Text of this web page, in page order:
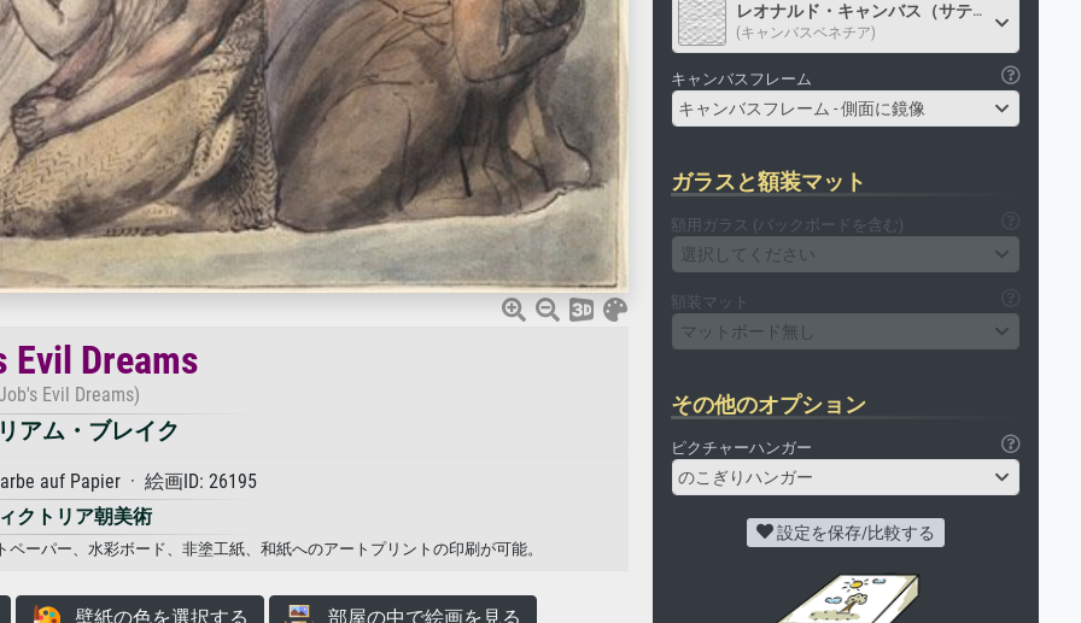
Evil Dreams
Evil Dreams)
アム・ブレイク
auf Papier · 絵画ID: 26195
クトリア朝美術
ペーパー、水彩ボード、非塗工紙、和紙へのアートプリントの印刷が可能。
壁紙の色を選択する 部屋の中で絵画を見る
レオナルド・キャンバス（サテン）
(キャンバスベネチア)
キャンバスフレーム
キャンバスフレーム - 側面に鏡像
ガラスと額装マット
額用ガラス (バックボードを含む)
選択してください
額装マット
マットボード無し
その他のオプション
ピクチャーハンガー
のこぎりハンガー
設定を保存/比較する